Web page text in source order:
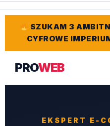
SZUKAM 3
CYFROWE
PROWEB
EKSPERT E-